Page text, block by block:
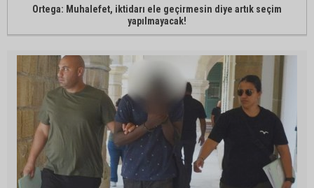
Ortega: Muhalefet, iktidarı ele geçirmesin diye artık seçim
yapılmayacak!